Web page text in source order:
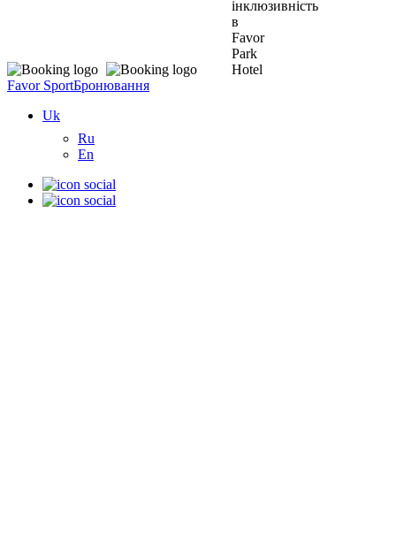
Favor SportБронювання
Uk
Ru
En